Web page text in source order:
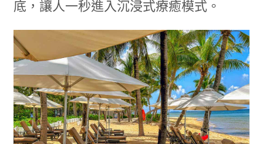
底，讓人一秒進入沉浸式療癒模式。